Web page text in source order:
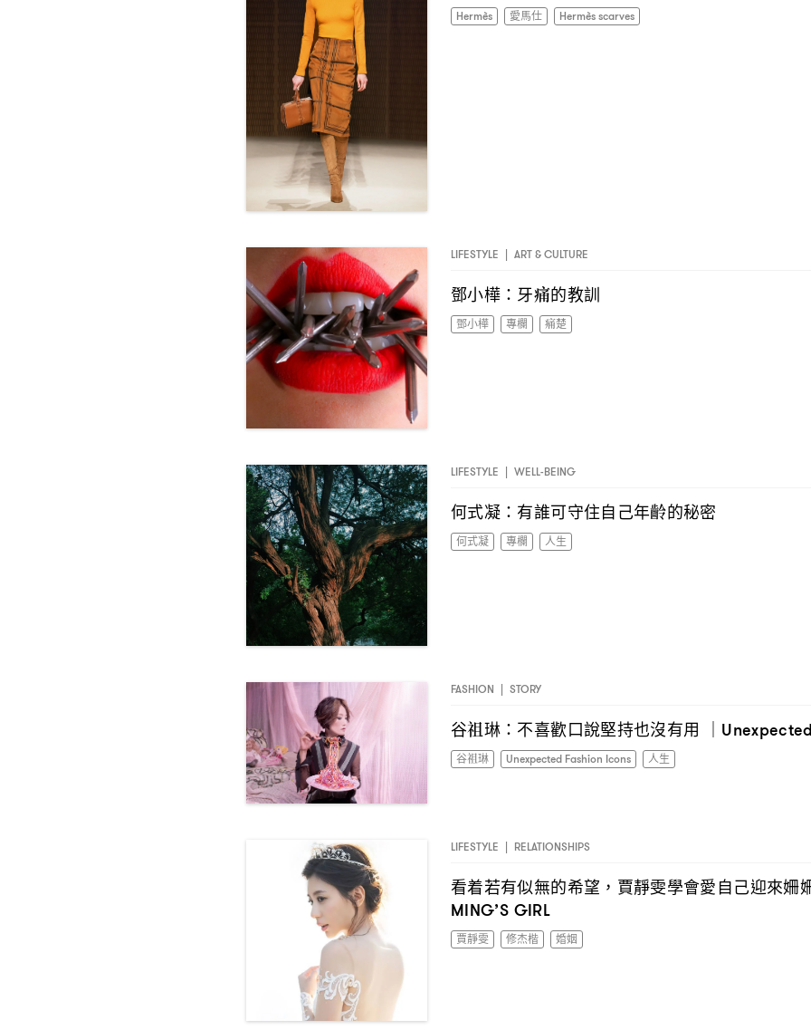
Hermès 愛馬仕 Hermès scarves
LIFESTYLE | ART & CULTURE
鄧小樺 ： 牙痛的教訓
鄧小樺 專欄 痛楚
LIFESTYLE | WELL-BEING
何式凝 ： 有誰可守住自己年齡的秘密
何式凝 專欄 人生
FASHION | STORY
谷祖琳 ： 不喜歡口說堅持也沒有用 ｜
谷祖琳 Unexpected Fashion Icons 人生
LIFESTYLE | RELATIONSHIPS
看着若有似無的希望 ， 賈靜雯學會愛自己迎來姍
MING’S GIRL
賈靜雯 修杰楷 婚姻